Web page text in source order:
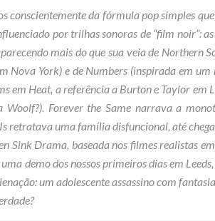
conscientemente da fórmula pop simples
por trilhas sonoras de “film noir”:
mais do que sua veia de Northern
Nova York) e de Numbers (inspirada em
em Heat, a referência a Burton e Taylor em
Woolf?). Forever the Same narrava a
retratava uma família disfuncional, até
Sink Drama, baseada nos filmes realistas
demo dos nossos primeiros dias em
um adolescente assassino com